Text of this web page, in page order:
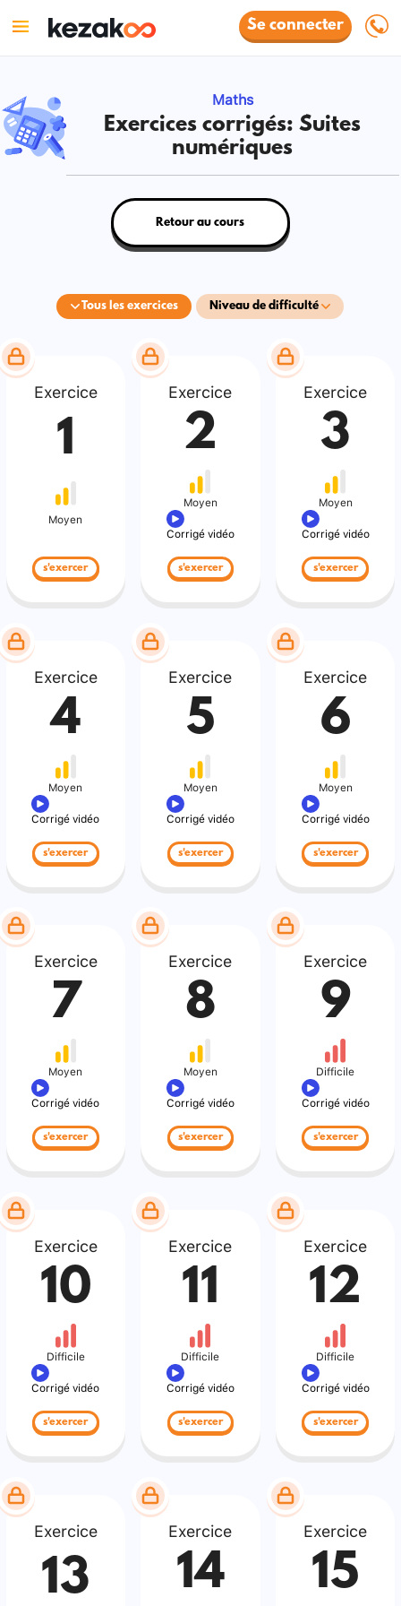
Se connecter
Maths
Exercices corrigés: Suites
numériques
Tous les exercices Niveau de difficulté
Retour au cours
Exercice
1
Moyen
s'exercer
Exercice
2
Moyen
Corrigé vidéo
s'exercer
Exercice
3
Moyen
Corrigé vidéo
s'exercer
Exercice
4
Moyen
Corrigé vidéo
s'exercer
Exercice
5
Moyen
Corrigé vidéo
s'exercer
Exercice
6
Moyen
Corrigé vidéo
s'exercer
Exercice
7
Moyen
Corrigé vidéo
s'exercer
Exercice
8
Moyen
Corrigé vidéo
s'exercer
Exercice
9
Difficile
Corrigé vidéo
s'exercer
Exercice
10
Difficile
Corrigé vidéo
s'exercer
Exercice
11
Difficile
Corrigé vidéo
s'exercer
Exercice
12
Difficile
Corrigé vidéo
s'exercer
Exercice
13
Exercice
14
Exercice
15